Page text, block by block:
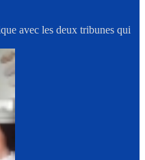
avec les deux tribunes qui